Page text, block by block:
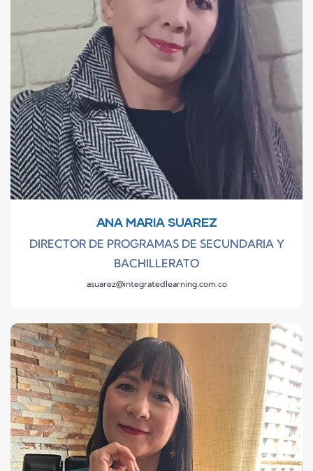
ANA MARIA SUAREZ
DIRECTOR DE PROGRAMAS DE SECUNDARIA Y
BACHILLERATO
asuarez@integratedlearning.com.co